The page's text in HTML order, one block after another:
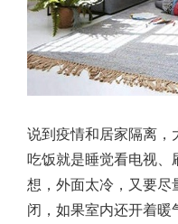
说到疫情和居家隔离，
吃饭就是睡觉看电视
想，外面太冷，又要尽
闭，如果室内还开着